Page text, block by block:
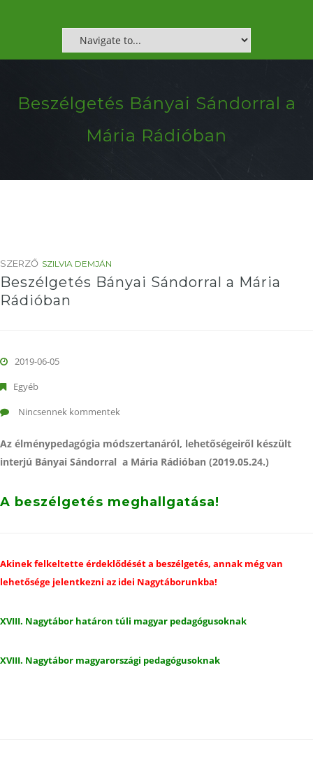
Beszélgetés Bányai Sándorral a
Mária Rádióban
SZERZŐ SZILVIA DEMJÁN
Beszélgetés Bányai Sándorral a Mária
Rádióban
2019-06-05
Egyéb
Nincsennek kommentek
Az élménypedagógia módszertanáról, lehetőségeiről készült
interjú Bányai Sándorral a Mária Rádióban (2019.05.24.)
A beszélgetés meghallgatása!
Akinek felkeltette érdeklődését a beszélgetés, annak még van
lehetősége jelentkezni az idei Nagytáborunkba!
XVIII. Nagytábor határon túli magyar pedagógusoknak
XVIII. Nagytábor magyarországi pedagógusoknak